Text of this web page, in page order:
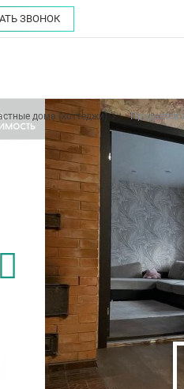
ЗВОНОК
дома (коттеджи) Продается